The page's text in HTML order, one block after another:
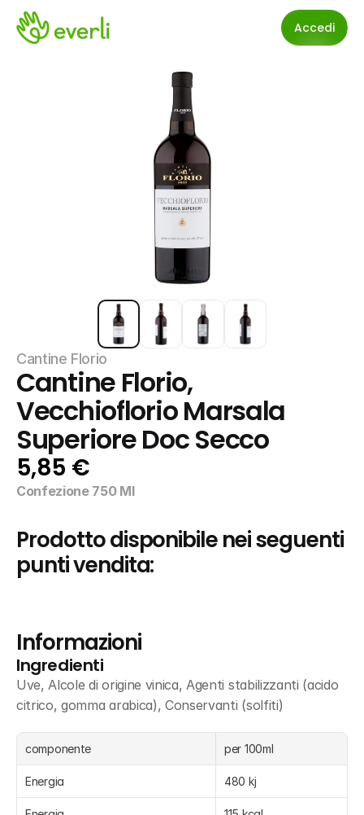
Accedi
Cantine Florio
Cantine Florio,
Vecchioflorio Marsala
Superiore Doc Secco
5,85 €
Confezione 750 Ml
Prodotto disponibile nei seguenti
punti vendita:
Informazioni
Ingredienti
Uve, Alcole di origine vinica, Agenti stabilizzanti (acido
citrico, gomma arabica), Conservanti (solfiti)
componente per 100ml
Energia 480 kj